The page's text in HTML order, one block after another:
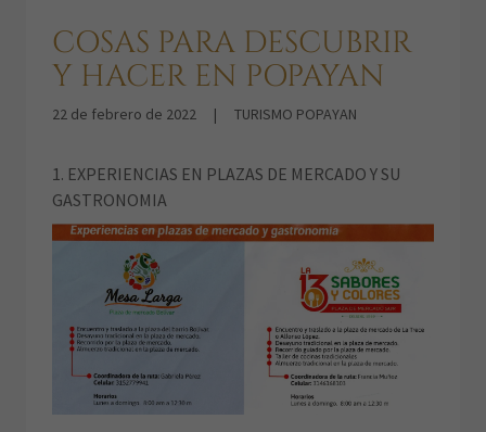
COSAS PARA DESCUBRIR
Y HACER EN POPAYAN
22 de febrero de 2022 | TURISMO POPAYAN
1. EXPERIENCIAS EN PLAZAS DE MERCADO Y SU
GASTRONOMIA